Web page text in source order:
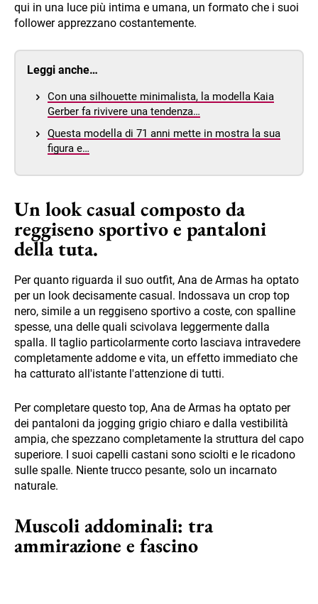
qui in una luce più intima e umana, un formato che i suoi
follower apprezzano costantemente.
Leggi anche…
Con una silhouette minimalista, la modella Kaia
Gerber fa rivivere una tendenza…
Questa modella di 71 anni mette in mostra la sua
figura e…
Un look casual composto da
reggiseno sportivo e pantaloni
della tuta.
Per quanto riguarda il suo outfit, Ana de Armas ha optato
per un look decisamente casual. Indossava un crop top
nero, simile a un reggiseno sportivo a coste, con spalline
spesse, una delle quali scivolava leggermente dalla
spalla. Il taglio particolarmente corto lasciava intravedere
completamente addome e vita, un effetto immediato che
ha catturato all'istante l'attenzione di tutti.
Per completare questo top, Ana de Armas ha optato per
dei pantaloni da jogging grigio chiaro e dalla vestibilità
ampia, che spezzano completamente la struttura del capo
superiore. I suoi capelli castani sono sciolti e le ricadono
sulle spalle. Niente trucco pesante, solo un incarnato
naturale.
Muscoli addominali: tra
ammirazione e fascino